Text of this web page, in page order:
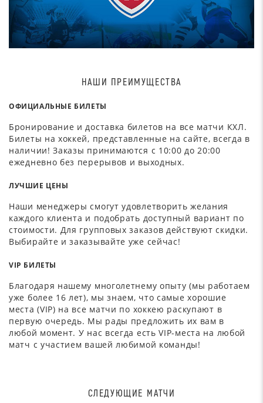
НАШИ ПРЕИМУЩЕСТВА
ОФИЦИАЛЬНЫЕ БИЛЕТЫ
Бронирование и доставка билетов на все матчи КХЛ.
Билеты на хоккей, представленные на сайте, всегда в
наличии! Заказы принимаются с 10:00 до 20:00
ежедневно без перерывов и выходных.
ЛУЧШИЕ ЦЕНЫ
Наши менеджеры смогут удовлетворить желания
каждого клиента и подобрать доступный вариант по
стоимости. Для групповых заказов действуют скидки.
Выбирайте и заказывайте уже сейчас!
VIP БИЛЕТЫ
Благодаря нашему многолетнему опыту (мы работаем
уже более 16 лет), мы знаем, что самые хорошие
места (VIP) на все матчи по хоккею раскупают в
первую очередь. Мы рады предложить их вам в
любой момент. У нас всегда есть VIP-места на любой
матч с участием вашей любимой команды!
СЛЕДУЮЩИЕ МАТЧИ